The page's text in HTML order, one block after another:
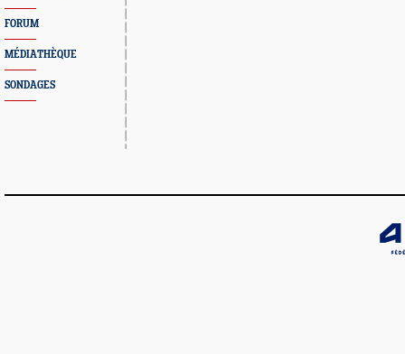
FORUM
MÉDIATHÈQUE
SONDAGES